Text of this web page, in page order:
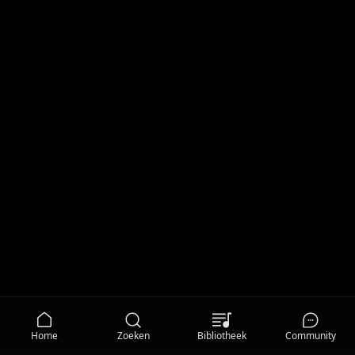
Home Zoeken Bibliotheek Community